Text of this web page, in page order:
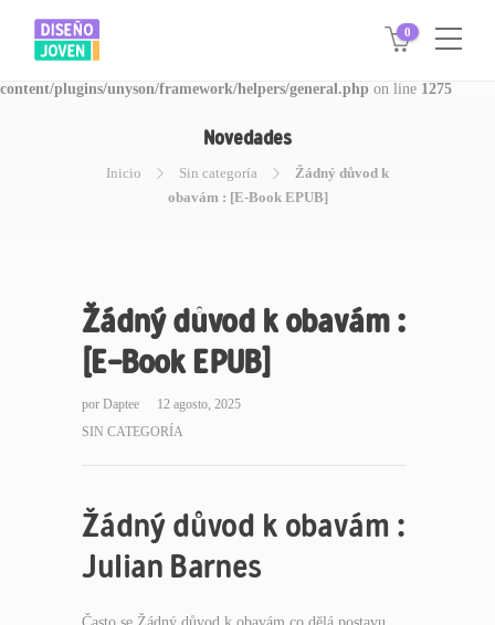
Warning: Invalid argument supplied for foreach() in
/www/disegnojoven.com.ar/htdocs/wp-
content/plugins/unyson/framework/helpers/general.php on line 1275
0
Novedades
Inicio Sin categoría
Žádný důvod k
obavám : [E-Book EPUB]
Žádný důvod k obavám :
[E-Book EPUB]
por Daptee
12 agosto, 2025
SIN CATEGORÍA
Žádný důvod k obavám :
Julian Barnes